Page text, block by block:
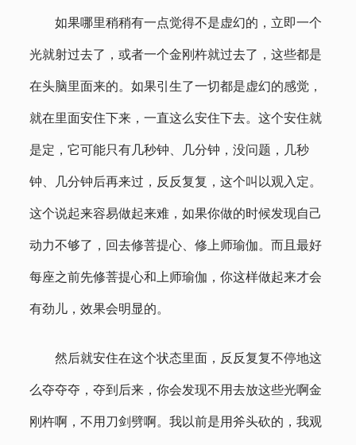
如果哪里稍稍有一点觉得不是虚幻的，立即一个
光就射过去了，或者一个金刚杵就过去了，这些都是
在头脑里面来的。如果引生了一切都是虚幻的感觉，
就在里面安住下来，一直这么安住下去。这个安住就
是定，它可能只有几秒钟、几分钟，没问题，几秒
钟、几分钟后再来过，反反复复，这个叫以观入定。
这个说起来容易做起来难，如果你做的时候发现自己
动力不够了，回去修菩提心、修上师瑜伽。而且最好
每座之前先修菩提心和上师瑜伽，你这样做起来才会
有劲儿，效果会明显的。
然后就安住在这个状态里面，反反复复不停地这
么夺夺夺，夺到后来，你会发现不用去放这些光啊金
刚杵啊，不用刀剑劈啊。我以前是用斧头砍的，我观